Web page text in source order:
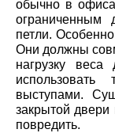
обычно в
ограниченным
петли.
Они должны
нагрузку веса
выступами.
закрытой
повредить.